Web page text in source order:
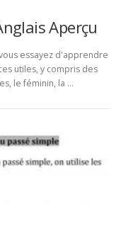
Aperçu
essayez d'apprendre
utiles, y compris des
le féminin, la …